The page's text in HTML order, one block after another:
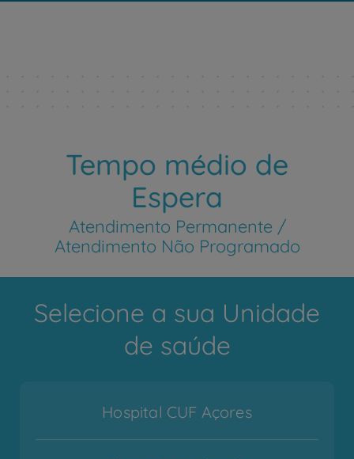
Tempo médio de
Espera
Atendimento Permanente /
Atendimento Não Programado
Selecione a sua Unidade
de saúde
Hospital CUF Açores